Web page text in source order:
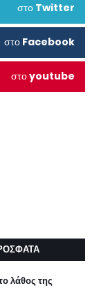
στο Twitter
στο Facebook
στοyoutube
λάθος της